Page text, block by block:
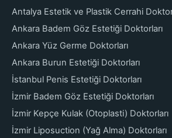
Antalya Estetik ve Plastik Cerrahi
Ankara Badem Göz Estetiği Doktorları
Ankara Yüz Germe Doktorları
Ankara Burun Estetiği Doktorları
İstanbul Penis Estetiği Doktorları
İzmir Badem Göz Estetiği Doktorları
İzmir Kepçe Kulak (Otoplasti) Doktorları
İzmir Liposuction (Yağ Alma) Doktorları